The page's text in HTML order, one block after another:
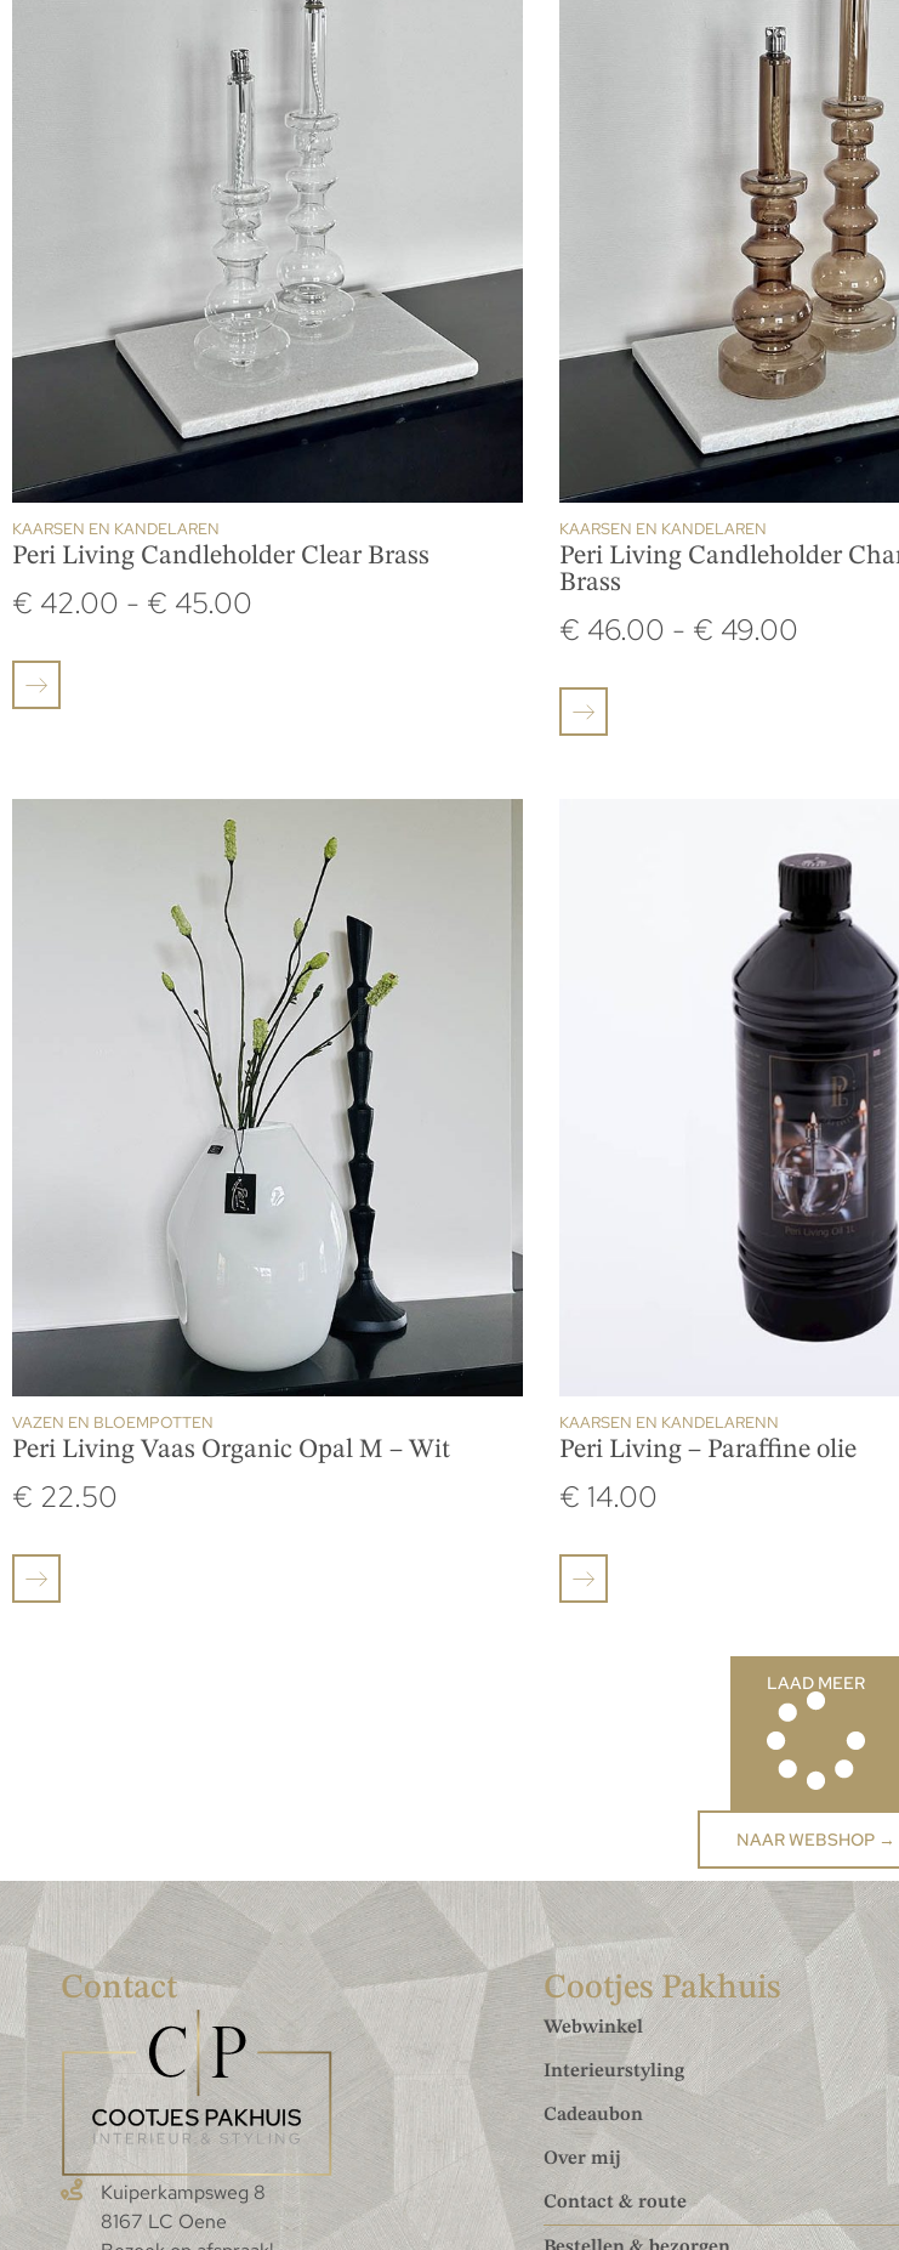
KAARSEN EN KANDELAREN
Peri Living Candleholder Clear Brass
€ 42.00 - € 45.00
KAARSEN EN KANDELAREN
Peri Living Candleholder
Brass
€ 46.00 - € 49.00
VAZEN EN BLOEMPOTTEN
Peri Living Vaas Organic Opal M – Wit
€ 22.50
KAARSEN EN KANDELARENN
Peri Living – Paraffine olie
€ 14.00
LAAD MEER
NAAR WEBSHOP →
Contact
Kuiperkampsweg 8
8167 LC Oene
Cootjes Pakhuis
Webwinkel
Interieurstyling
Cadeaubon
Over mij
Contact & route